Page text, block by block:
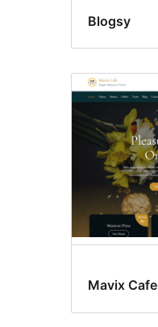
Blogsy
Mavix Cafe